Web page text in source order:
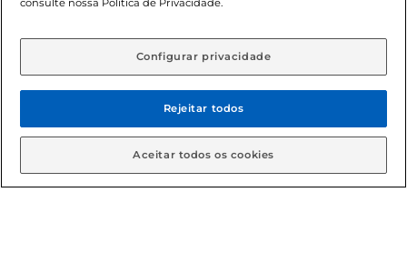
aviso prévio. O valor mínimo para as compras on-line é de
© 2026 Copyright. Todos os direitos
reservados Gbarbosa.
consulte nossa Política de Privacidade.
Configurar privacidade
Rejeitar todos
Aceitar todos os cookies